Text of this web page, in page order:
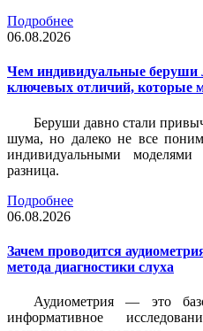
Подробнее
06.08.2026
Чем индивидуальные
ключевых отличий, которые
Беруши давно стали
шума, но далеко не все
индивидуальными моделями
разница.
Подробнее
06.08.2026
Зачем проводится
метода диагностики слуха
Аудиометрия — это
информативное